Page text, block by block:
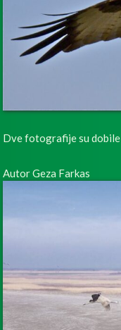
Dve fotografije su
Autor Geza Farkas